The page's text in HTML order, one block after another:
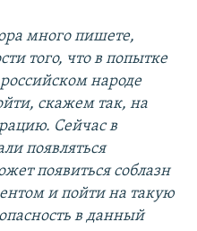
много пишете,
того, что в попытке
народе
скажем так, на
Сейчас в
появляться
появиться соблазн
и пойти на такую
в данный